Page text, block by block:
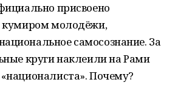
присвоено
кумиром молодёжи,
самосознание. За
круги наклеили на Рами
Почему?